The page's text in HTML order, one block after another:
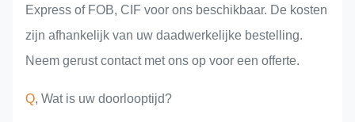
Express of FOB, CIF voor ons beschikbaar. De kosten
zijn afhankelijk van uw daadwerkelijke bestelling.
Neem gerust contact met ons op voor een offerte.
Q, Wat is uw doorlooptijd?